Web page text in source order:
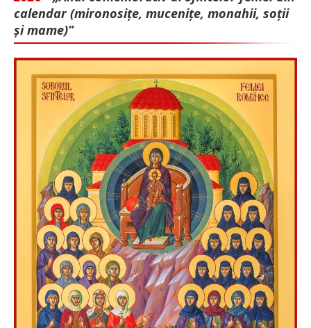
calendar (mironosițe, mu­cenițe, monahii, soții
și mame)”